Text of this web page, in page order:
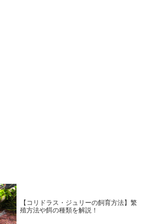
【コリドラス・ジュリーの飼育方法】繁
殖方法や餌の種類を解説！